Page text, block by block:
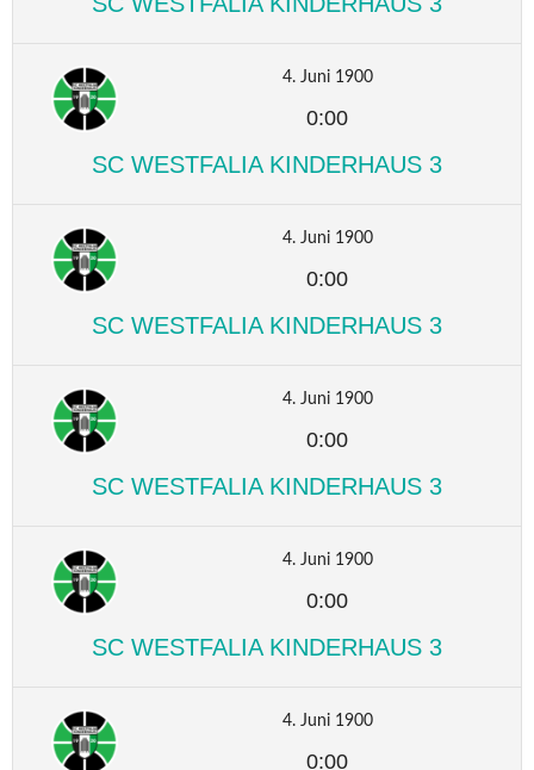
4. Juni 1900
0:00
SC WESTFALIA KINDERHAUS 3
4. Juni 1900
0:00
SC WESTFALIA KINDERHAUS 3
4. Juni 1900
0:00
SC WESTFALIA KINDERHAUS 3
4. Juni 1900
0:00
SC WESTFALIA KINDERHAUS 3
4. Juni 1900
0:00